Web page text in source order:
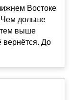
Востоке
дольше
тем выше
вернётся. До